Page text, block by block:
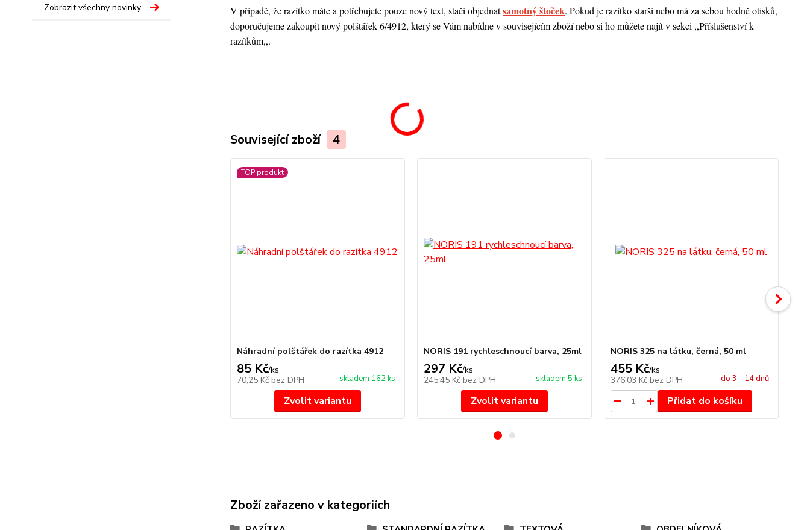
Zobrazit všechny novinky
V případě, že razítko máte a potřebujete pouze nový text, stačí objednatsamotný štoček. Pokud je razítko starší nebo má za sebou hodně otisků,
doporučujeme zakoupit nový polštářek 6/4912, který se Vám nabídne v souvisejícím zboží nebo si ho můžete najít v sekci ,,Příslušenství k
razítkům,,.
Související zboží 4
TOP produkt
Náhradní polštářek do razítka 4912
85 Kč/ks
70,25 Kč bez DPH skladem 162 ks
Zvolit variantu
NORIS 191 rychleschnoucí barva, 25ml
297 Kč/ks
245,45 Kč bez DPH skladem 5 ks
Zvolit variantu
NORIS 325 na látku, černá, 50 ml
455 Kč/ks
376,03 Kč bez DPH do 3 - 14 dnů
Přidat do košíku
Zboží zařazeno v kategoriích